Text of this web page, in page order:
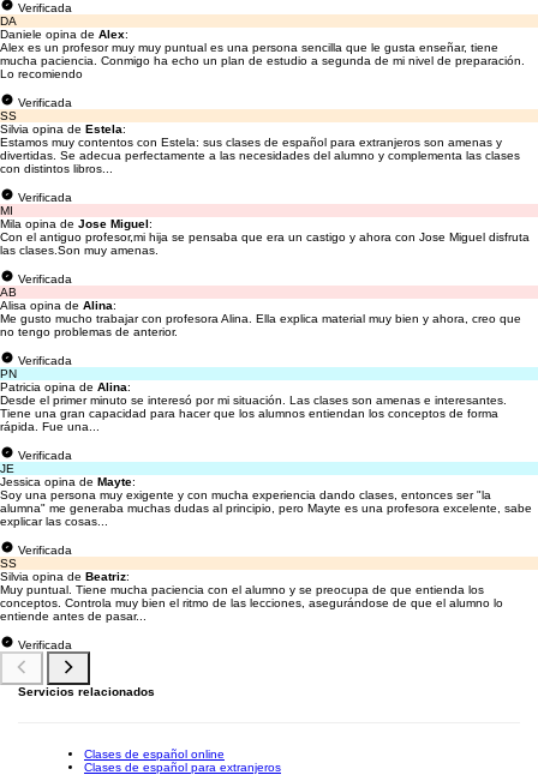
Verificada
DA
Daniele opina de Alex:
Alex es un profesor muy muy puntual es una persona sencilla que le gusta enseñar, tiene
mucha paciencia. Conmigo ha echo un plan de estudio a segunda de mi nivel de preparación.
Lo recomiendo
Verificada
SS
Silvia opina de Estela:
Estamos muy contentos con Estela: sus clases de español para extranjeros son amenas y
divertidas. Se adecua perfectamente a las necesidades del alumno y complementa las clases
con distintos libros...
Verificada
MI
Mila opina de Jose Miguel:
Con el antiguo profesor,mi hija se pensaba que era un castigo y ahora con Jose Miguel disfruta
las clases.Son muy amenas.
Verificada
AB
Alisa opina de Alina:
Me gusto mucho trabajar con profesora Alina. Ella explica material muy bien y ahora, creo que
no tengo problemas de anterior.
Verificada
PN
Patricia opina de Alina:
Desde el primer minuto se interesó por mi situación. Las clases son amenas e interesantes.
Tiene una gran capacidad para hacer que los alumnos entiendan los conceptos de forma
rápida. Fue una...
Verificada
JE
Jessica opina de Mayte:
Soy una persona muy exigente y con mucha experiencia dando clases, entonces ser "la
alumna" me generaba muchas dudas al principio, pero Mayte es una profesora excelente, sabe
explicar las cosas...
Verificada
SS
Silvia opina de Beatriz:
Muy puntual. Tiene mucha paciencia con el alumno y se preocupa de que entienda los
conceptos. Controla muy bien el ritmo de las lecciones, asegurándose de que el alumno lo
entiende antes de pasar...
Verificada
Servicios relacionados
Clases de español online
Clases de español para extranjeros